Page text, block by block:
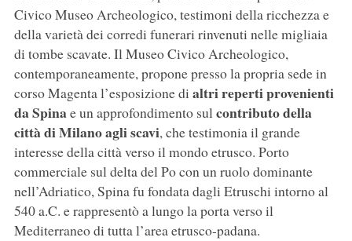
Civico Museo Archeologico, testimoni della ricchezza e
della varietà dei corredi funerari rinvenuti nelle migliaia
di tombe scavate. Il Museo Civico Archeologico,
contemporaneamente, propone presso la propria sede in
corso Magenta l’esposizione di altri reperti provenienti
da Spinae un approfondimento sulcontributo della
città di Milano agli scavi, che testimonia il grande
interesse della città verso il mondo etrusco. Porto
commerciale sul delta del Po con un ruolo dominante
nell’Adriatico, Spina fu fondata dagli Etruschi intorno al
540 a.C. e rappresentò a lungo la porta verso il
Mediterraneo di tutta l’area etrusco-padana.